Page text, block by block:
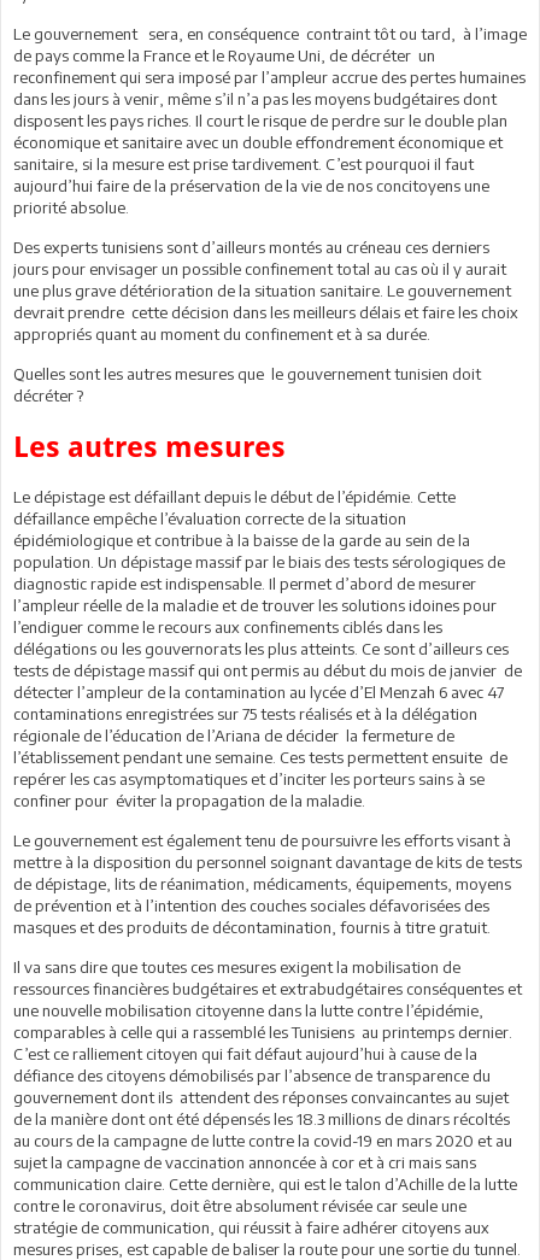
Le gouvernement sera, en conséquence contraint tôt ou tard, à l’image
de pays comme la France et le Royaume Uni, de décréter un
reconfinement qui sera imposé par l’ampleur accrue des pertes humaines
dans les jours à venir, même s’il n’a pas les moyens budgétaires dont
disposent les pays riches. Il court le risque de perdre sur le double plan
économique et sanitaire avec un double effondrement économique et
sanitaire, si la mesure est prise tardivement. C’est pourquoi il faut
aujourd’hui faire de la préservation de la vie de nos concitoyens une
priorité absolue.
Des experts tunisiens sont d’ailleurs montés au créneau ces derniers
jours pour envisager un possible confinement total au cas où il y aurait
une plus grave détérioration de la situation sanitaire. Le gouvernement
devrait prendre cette décision dans les meilleurs délais et faire les choix
appropriés quant au moment du confinement et à sa durée.
Quelles sont les autres mesures que le gouvernement tunisien doit
décréter ?
Les autres mesures
Le dépistage est défaillant depuis le début de l’épidémie. Cette
défaillance empêche l’évaluation correcte de la situation
épidémiologique et contribue à la baisse de la garde au sein de la
population. Un dépistage massif par le biais des tests sérologiques de
diagnostic rapide est indispensable. Il permet d’abord de mesurer
l’ampleur réelle de la maladie et de trouver les solutions idoines pour
l’endiguer comme le recours aux confinements ciblés dans les
délégations ou les gouvernorats les plus atteints. Ce sont d’ailleurs ces
tests de dépistage massif qui ont permis au début du mois de janvier de
détecter l’ampleur de la contamination au lycée d’El Menzah 6 avec 47
contaminations enregistrées sur 75 tests réalisés et à la délégation
régionale de l’éducation de l’Ariana de décider la fermeture de
l’établissement pendant une semaine. Ces tests permettent ensuite de
repérer les cas asymptomatiques et d’inciter les porteurs sains à se
confiner pour éviter la propagation de la maladie.
Le gouvernement est également tenu de poursuivre les efforts visant à
mettre à la disposition du personnel soignant davantage de kits de tests
de dépistage, lits de réanimation, médicaments, équipements, moyens
de prévention et à l’intention des couches sociales défavorisées des
masques et des produits de décontamination, fournis à titre gratuit.
Il va sans dire que toutes ces mesures exigent la mobilisation de
ressources financières budgétaires et extrabudgétaires conséquentes et
une nouvelle mobilisation citoyenne dans la lutte contre l’épidémie,
comparables à celle qui a rassemblé les Tunisiens au printemps dernier.
C’est ce ralliement citoyen qui fait défaut aujourd’hui à cause de la
défiance des citoyens démobilisés par l’absence de transparence du
gouvernement dont ils attendent des réponses convaincantes au sujet
de la manière dont ont été dépensés les 18.3 millions de dinars récoltés
au cours de la campagne de lutte contre la covid-19 en mars 2020 et au
sujet la campagne de vaccination annoncée à cor et à cri mais sans
communication claire. Cette dernière, qui est le talon d’Achille de la lutte
contre le coronavirus, doit être absolument révisée car seule une
stratégie de communication, qui réussit à faire adhérer citoyens aux
mesures prises, est capable de baliser la route pour une sortie du tunnel.